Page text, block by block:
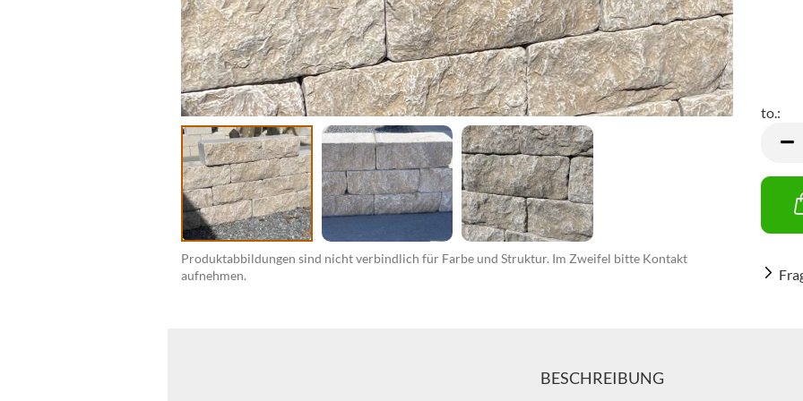
Produktabbildungen sind nicht verbindlich für Farbe und Struktur. Im Zweifel bitte Kontakt
aufnehmen.
to.:
BESCHREIBUNG